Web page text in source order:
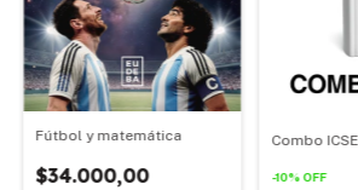
Fútbol y matemática
$34.000,00
Combo
-10%OFF